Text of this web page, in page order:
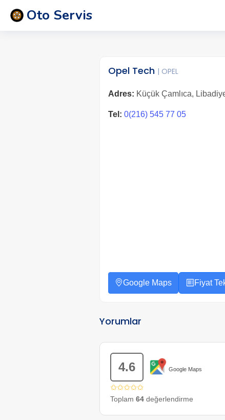
Oto Servis
Opel Tech | OPEL
Adres: Küçük Çamlıca,
Tel: 0(216) 545 77 05
Google Maps Fiyat
Yorumlar
4.6 Google Maps
✩✩✩✩✩
Toplam 64değerlendirme